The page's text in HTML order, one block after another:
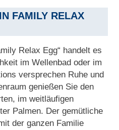
FAMILY RELAX
Relax Egg“ handelt es
im Wellenbad oder im
versprechen Ruhe und
genießen Sie den
im weitläufigen
Palmen. Der gemütliche
der ganzen Familie